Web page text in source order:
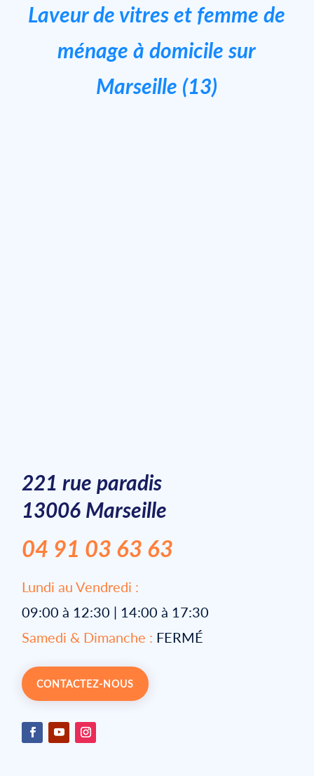
Laveur de vitres et femme de
ménage à domicile sur
Marseille (13)
221 rue paradis
13006 Marseille
04 91 03 63 63
Lundi au Vendredi :
09:00 à 12:30 | 14:00 à 17:30
Samedi & Dimanche : FERMÉ
CONTACTEZ-NOUS